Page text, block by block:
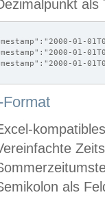
als
01-
01-
01-
als